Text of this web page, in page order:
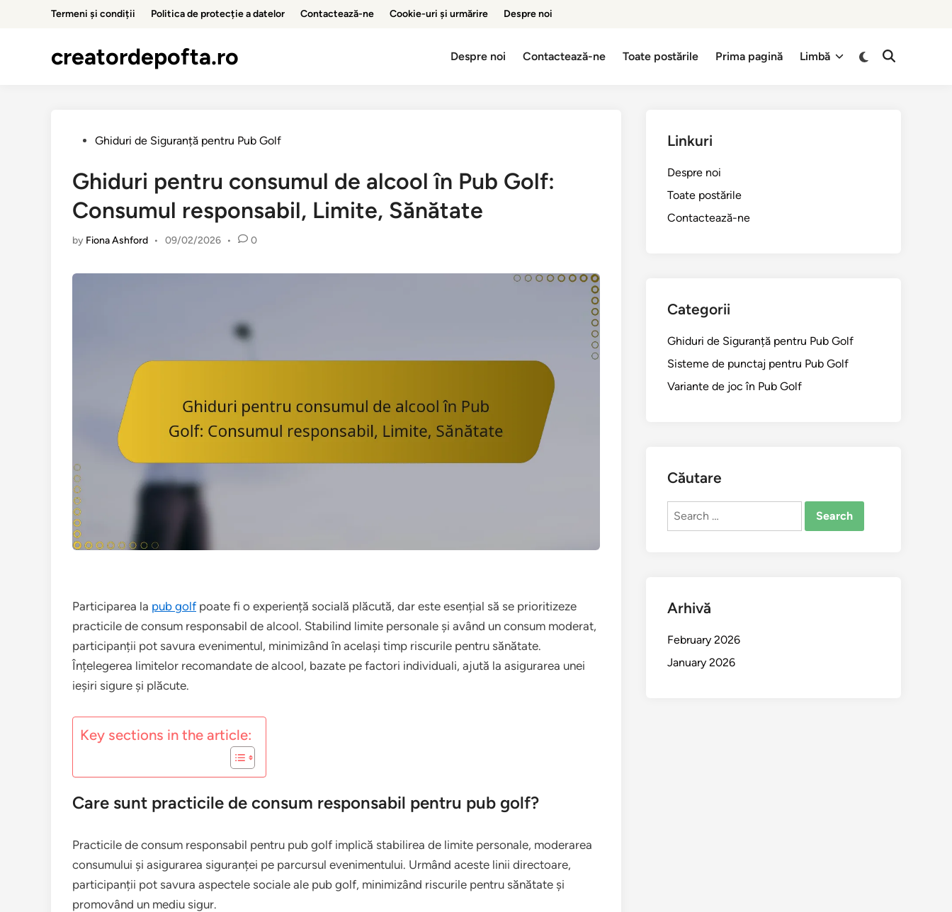
Termeni și condiții Politica de protecție a datelor Contactează-ne Cookie-uri și urmărire Despre noi
creatordepofta.ro Despre noi Contactează-ne Toate postările Prima pagină Limbă
Switch
Open
PostedGhiduri de Siguranță pentru Pub Golf
Ghiduri pentru consumul de alcool în Pub Golf:
Consumul responsabil, Limite, Sănătate
by Fiona Ashford • 09/02/2026 • 0
Participarea la pub golf poate fi o experiență socială plăcută, dar este esențial să se prioritizeze
practicile de consum responsabil de alcool. Stabilind limite personale și având un consum moderat,
participanții pot savura evenimentul, minimizând în același timp riscurile pentru sănătate.
Înțelegerea limitelor recomandate de alcool, bazate pe factori individuali, ajută la asigurarea unei
ieșiri sigure și plăcute.
Key sections in the article:
Care sunt practicile de consum responsabil pentru pub golf?
Practicile de consum responsabil pentru pub golf implică stabilirea de limite personale, moderarea
consumului și asigurarea siguranței pe parcursul evenimentului. Urmând aceste linii directoare,
participanții pot savura aspectele sociale ale pub golf, minimizând riscurile pentru sănătate și
promovând un mediu sigur.
Linkuri
Despre noi
Toate postările
Contactează-ne
Categorii
Ghiduri de Siguranță pentru Pub Golf
Sisteme de punctaj pentru Pub Golf
Variante de joc în Pub Golf
Căutare
Search
Arhivă
February 2026
January 2026